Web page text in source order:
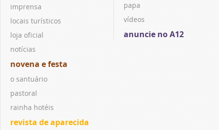
imprensa
locais turísticos
loja oficial
notícias
novena e festa
o santuário
pastoral
rainha hotéis
revista de aparecida
papa
vídeos
anuncie no A12